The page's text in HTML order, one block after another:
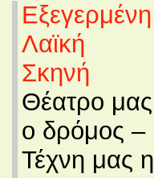
Εξεγερμένη
Λαϊκή
Σκηνή
Θέατρο μας
ο δρόμος –
Τέχνη μας η